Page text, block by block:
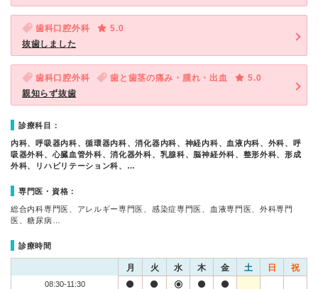
歯科口腔外科
5.0
抜歯しました
歯科口腔外科 歯と歯茎の痛み・腫れ・出血
5.0
親知らず抜歯
診療科目：
内科、呼吸器内科、循環器内科、消化器内科、神経内科、血液内科、外科、呼
吸器外科、心臓血管外科、消化器外科、乳腺科、脳神経外科、整形外科、形成
外科、リハビリテーション科、…
専門医・資格：
総合内科専門医、アレルギー専門医、感染症専門医、血液専門医、外科専門
医、糖尿病…
診療時間
月 火 水 木 金 土 日 祝
08:30-11:30